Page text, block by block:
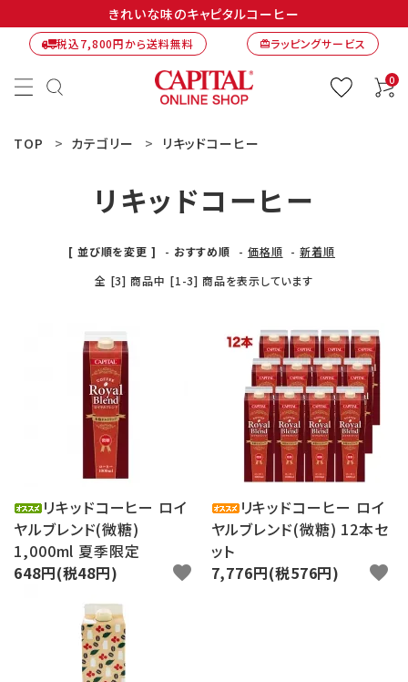
きれいな味のキャピタルコーヒー
税込7,800円から送料無料 card_giftcardラッピングサービス
0
ACCOUNT MENU
ようこそ ゲスト 様
Category
Contents
Information
TOP カテゴリー リキッドコーヒー
リキッドコーヒー
[ 並び順を変更 ] - おすすめ順 - 価格順 -新着順
全 [3] 商品中 [1-3] 商品を表示しています
リキッドコーヒー ロイ
ヤルブレンド(微糖)
1,000ml 夏季限定
648円(税48円)
favorite
リキッドコーヒー ロイ
ヤルブレンド(微糖) 12本セ
ット
7,776円(税576円)
favorite